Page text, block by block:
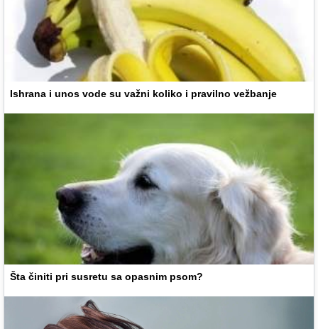
Ishrana i unos vode su važni koliko i pravilno vežbanje
Šta činiti pri susretu sa opasnim psom?